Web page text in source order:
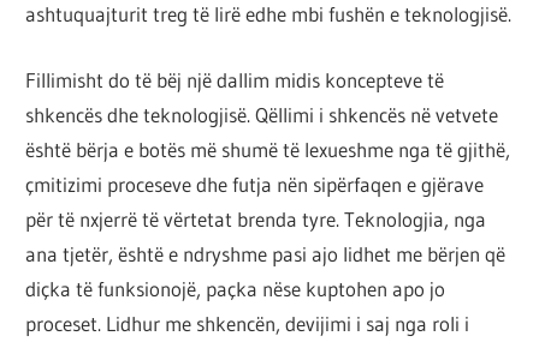
ashtuquajturit treg të lirë edhe mbi fushën e teknologjisë.
Fillimisht do të bëj një dallim midis koncepteve të
shkencës dhe teknologjisë. Qëllimi i shkencës në vetvete
është bërja e botës më shumë të lexueshme nga të gjithë,
çmitizimi proceseve dhe futja nën sipërfaqen e gjërave
për të nxjerrë të vërtetat brenda tyre. Teknologjia, nga
ana tjetër, është e ndryshme pasi ajo lidhet me bërjen që
diçka të funksionojë, paçka nëse kuptohen apo jo
proceset. Lidhur me shkencën, devijimi i saj nga roli i